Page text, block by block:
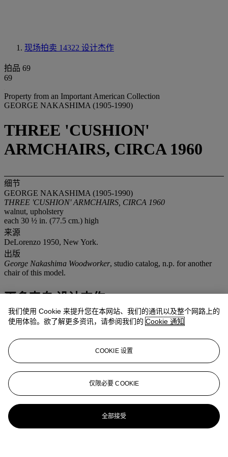
现场拍卖 14322 设计杰作
拍品 69
69
Property from an Important American Collection
GEORGE NAKASHIMA (1905-1990)
THREE 'CUSHION'
ARMCHAIRS, CIRCA 1960
细节
GEORGE NAKASHIMA (1905-1990)
THREE 'CUSHION' ARMCHAIRS, CIRCA 1960
walnut, upholstery
each 30 ½ in. (77.5 cm.) high
来源
DeLorenzo 1950, New York.
出版
George Nakashima Woodworker, studio catalog, n.p. for another
chair of this model.
更多来自设计杰作
查看全部
我们使用 Cookie 来提升您在本网站、我们的通讯以及整个网路上的
使用体验。欲了解更多资讯，请参阅我们的 Cookie 通知
COOKIE 设置
仅限必要 COOKIE
全部接受